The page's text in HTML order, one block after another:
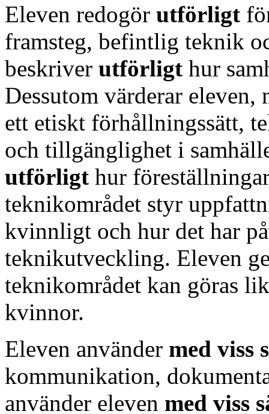
Eleven redogör utförligt
framsteg, befintlig teknik
beskriver utförligt hur
Dessutom värderar eleven,
ett etiskt förhållningssätt,
och tillgänglighet i
utförligt hur
teknikområdet styr
kvinnligt och hur det har
teknikutveckling. Eleven
teknikområdet kan göras
kvinnor.
Eleven använder med viss
kommunikation,
använder eleven med viss